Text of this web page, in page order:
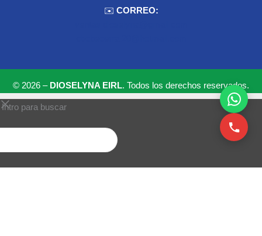
✉️ CORREO:
© 2026 – DIOSELYNA EIRL. Todos los derechos reservados.
para buscar